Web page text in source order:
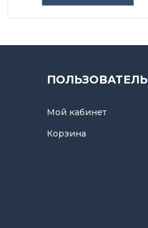
ПОЛЬЗОВАТЕЛЬ
Мой кабинет
Корзина